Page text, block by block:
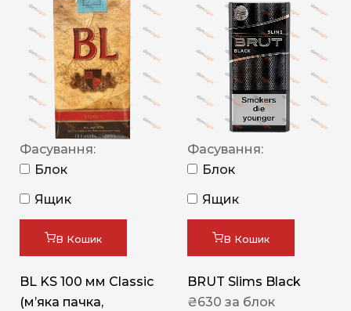
Фасування:
Блок
Ящик
В Кошик
BL KS 100 мм Classic
(м’яка пачка,
Фасування:
Блок
Ящик
В Кошик
BRUT Slims Black
₴630 за блок